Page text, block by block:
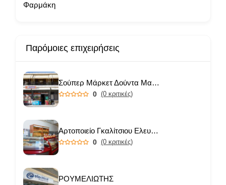
Φαρμάκη
Παρόμοιες επιχειρήσεις
Σούπερ Μάρκετ Δούντα Μαριάνθη
0 (0 κριτικές)
Αρτοποιείο Γκαλίτσιου Ελευθερία
0 (0 κριτικές)
ΡΟΥΜΕΛΙΩΤΗΣ